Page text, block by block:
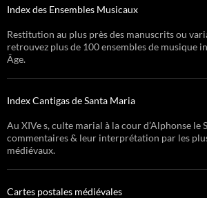
Index des Ensembles Musicaux
Restitution au plus près des manuscrits ou
retrouvez plus de 100 ensembles de musique
Âge.
Index Cantigas de Santa Maria
Au XIVe s, culte marial à la cour d’Alphonse le
commentaires & leur interprétation par les
médiévaux.
Cartes postales médiévales